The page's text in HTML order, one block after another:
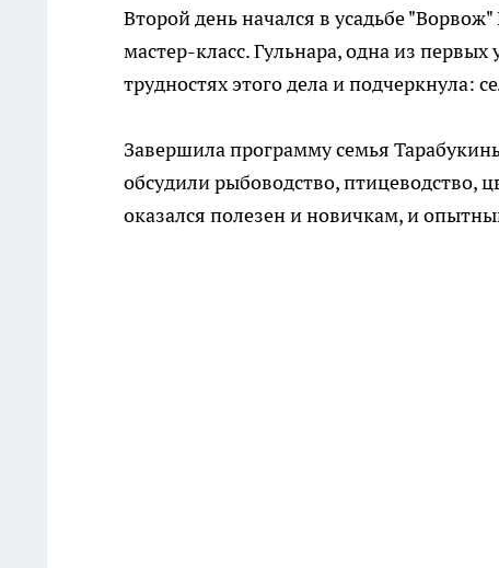
Второй день начался в усадьбе
мастер-класс. Гульнара, одна из
трудностях этого дела и подчеркнула:
Завершила программу семья
обсудили рыбоводство,
оказался полезен и новичкам, и